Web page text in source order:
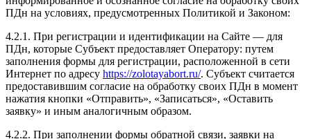
ПДн на условиях, предусмотренных Политикой и Законом:
4.2.1. При регистрации и идентификации на Сайте — для
ПДн, которые Субъект предоставляет Оператору: путем
заполнения формы для регистрации, расположенной в сети
Интернет по адресу https://zolotayabort.ru/. Субъект считается
предоставившим согласие на обработку своих ПДн в момент
нажатия кнопки «Отправить», «Записаться», «Оставить
заявку» и иным аналогичным образом.
4.2.2. При заполнении формы обратной связи, заявки на